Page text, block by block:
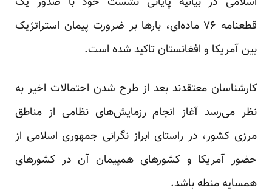
قطعنامه ۷۶ ماده‌ای، بار‌ها بر ضرورت پیمان استراتژیک
بین آمریکا و افغانستان تاکید شده است.
کارشناسان معتقدند بعد از طرح شدن احتمالات اخیر به
نظر می‌رسد آغاز انجام رزمایش‌های نظامی از مناطق
مرزی کشور، در راستای ابراز نگرانی جمهوری اسلامی از
حضور آمریکا و کشورهای همپیمان آن در کشورهای
همسایه منطه باشد.